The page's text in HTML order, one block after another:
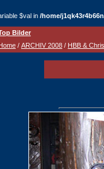
$val in /home/
Bilder
/ ARCHIV 2008 / HBB &